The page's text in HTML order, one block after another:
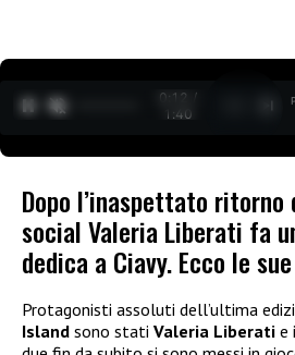
0:13 /
1:40
Dopo l’inaspettato ritorno
social Valeria Liberati fa
dedica a Ciavy. Ecco le
Protagonisti assoluti dell’ultima
Island sono stati Valeria Liberati e